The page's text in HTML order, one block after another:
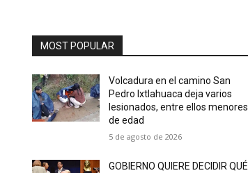
MOST POPULAR
Volcadura en el camino San
Pedro Ixtlahuaca deja varios
lesionados, entre ellos menores
de edad
5 de agosto de 2026
GOBIERNO QUIERE DECIDIR QUÉ